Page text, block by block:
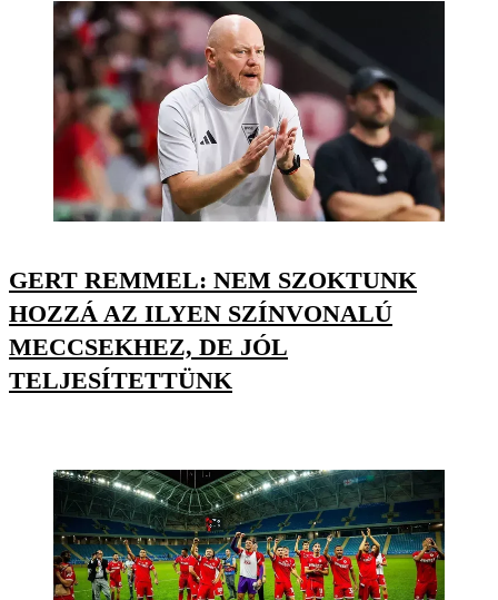
GERT REMMEL: NEM SZOKTUNK
HOZZÁ AZ ILYEN SZÍNVONALÚ
MECCSEKHEZ, DE JÓL
TELJESÍTETTÜNK